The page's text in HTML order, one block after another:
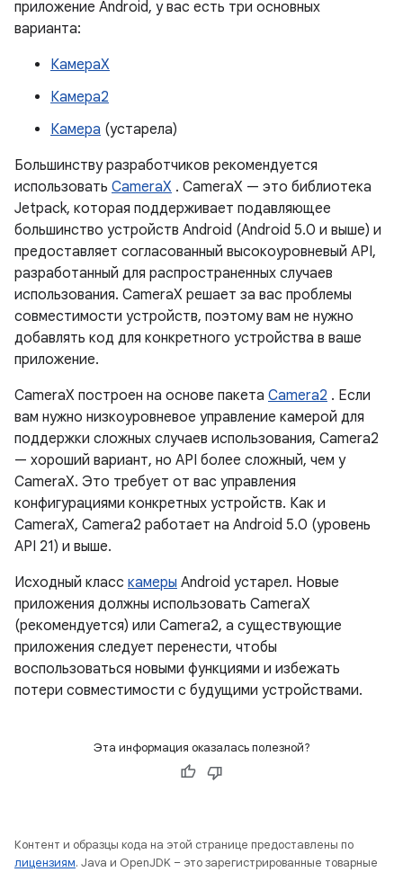
приложение Android, у вас есть три основных
варианта:
КамераX
Камера2
Камера (устарела)
Большинству разработчиков рекомендуется
использовать CameraX . CameraX — это библиотека
Jetpack, которая поддерживает подавляющее
большинство устройств Android (Android 5.0 и выше) и
предоставляет согласованный высокоуровневый API,
разработанный для распространенных случаев
использования. CameraX решает за вас проблемы
совместимости устройств, поэтому вам не нужно
добавлять код для конкретного устройства в ваше
приложение.
CameraX построен на основе пакета Camera2 . Если
вам нужно низкоуровневое управление камерой для
поддержки сложных случаев использования, Camera2
— хороший вариант, но API более сложный, чем у
CameraX. Это требует от вас управления
конфигурациями конкретных устройств. Как и
CameraX, Camera2 работает на Android 5.0 (уровень
API 21) и выше.
Исходный класс камеры Android устарел. Новые
приложения должны использовать CameraX
(рекомендуется) или Camera2, а существующие
приложения следует перенести, чтобы
воспользоваться новыми функциями и избежать
потери совместимости с будущими устройствами.
Эта информация оказалась полезной?
Контент и образцы кода на этой странице предоставлены по
лицензиям. Java и OpenJDK – это зарегистрированные товарные